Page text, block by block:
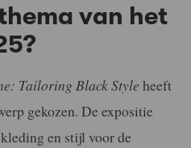
van het
Tailoring Black Style heeft
gekozen. De expositie
en stijl voor de